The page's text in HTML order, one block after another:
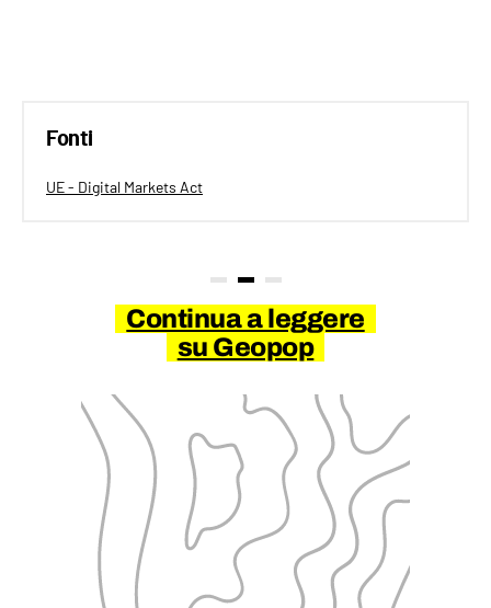
Fonti
UE - Digital Markets Act
Continua a leggere
su Geopop